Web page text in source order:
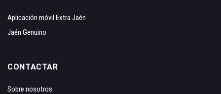
Aplicación móvil Extra Jaén
Jaén Genuino
CONTACTAR
Sobre nosotros